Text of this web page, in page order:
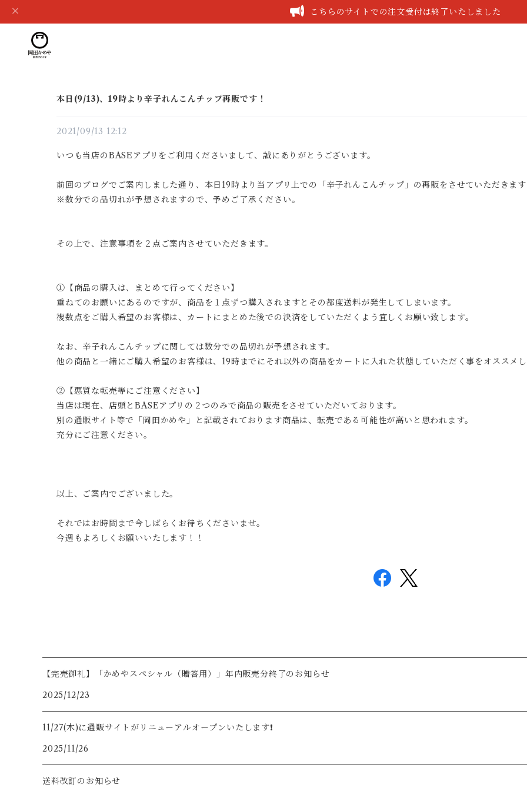
こちらのサイトでの注文受付は終了いたしました
本日(9/13)、19時より辛子れんこんチップ再販です！
2021/09/13 12:12
いつも当店のBASEアプリをご利用くださいまして、誠にありがとうございます。
前回のブログでご案内しました通り、本日19時より当アプリ上での「辛子れんこんチップ」の再販をさせていただきま
※数分での品切れが予想されますので、予めご了承ください。
その上で、注意事項を２点ご案内させていただきます。
①【商品の購入は、まとめて行ってください】
重ねてのお願いにあるのですが、商品を１点ずつ購入されますとその都度送料が発生してしまいます。
複数点をご購入希望のお客様は、カートにまとめた後での決済をしていただくよう宜しくお願い致します。
なお、辛子れんこんチップに関しては数分での品切れが予想されます。
他の商品と一緒にご購入希望のお客様は、19時までにそれ以外の商品をカートに入れた状態していただく事をオススメ
②【悪質な転売等にご注意ください】
当店は現在、店頭とBASEアプリの２つのみで商品の販売をさせていただいております。
別の通販サイト等で「岡田かめや」と記載されております商品は、転売である可能性が高いと思われます。
充分にご注意ください。
以上、ご案内でございました。
それではお時間まで今しばらくお待ちくださいませ。
今週もよろしくお願いいたします！！
【完売御礼】「かめやスペシャル（贈答用）」年内販売分終了のお知らせ
2025/12/23
11/27(木)に通販サイトがリニューアルオープンいたします❗️
2025/11/26
送料改訂のお知らせ